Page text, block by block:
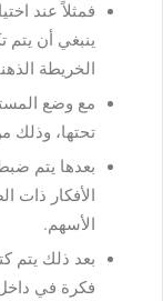
فمثلاً عند
ينبغي أن يتم
الخريطة
مع وضع
تحتها،
بعدها يتم
الأفكار ذات
الأسهم.
بعد ذلك يتم
فكرة في